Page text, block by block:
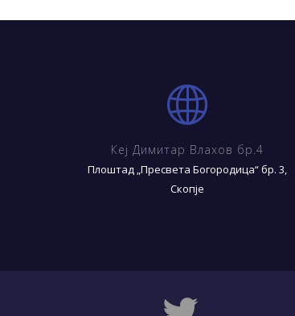
Кеј Димитар Влахов бр.4
Плоштад „Пресвета Богородица“ бр. 3,
Скопје